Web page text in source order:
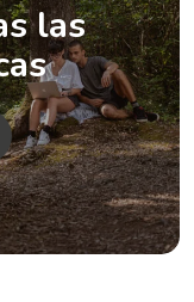
las